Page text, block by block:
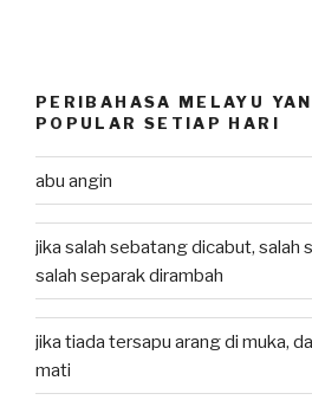
PERIBAHASA MELAYU
POPULAR SETIAP HARI
abu angin
jika salah sebatang dicabut, salah
salah separak dirambah
jika tiada tersapu arang di muka,
mati